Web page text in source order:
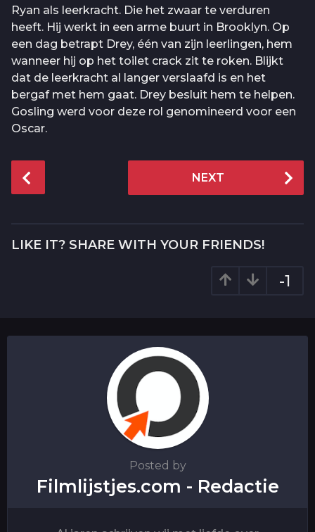
Ryan als leerkracht. Die het zwaar te verduren
heeft. Hij werkt in een arme buurt in Brooklyn. Op
een dag betrapt Drey, één van zijn leerlingen, hem
wanneer hij op het toilet crack zit te roken. Blijkt
dat de leerkracht al langer verslaafd is en het
bergaf met hem gaat. Drey besluit hem te helpen.
Gosling werd voor deze rol genomineerd voor een
Oscar.
o
P
a
NEXT
LIKE IT? SHARE WITH YOUR FRIENDS!
-1
Posted by
Filmlijstjes.com - Redactie